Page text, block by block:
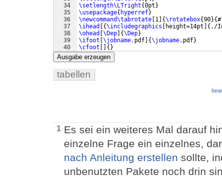
34
35
36
37
38
39
40
41
\setlength\LTright{0pt }
\usepackage{ hyperref}
\newcommand\tabrotate 1 {\rotatebox{90}{
\ihead
[{\includegraphics height=14pt { ./
\ohead
\Dep {\Dep}
\ifoot \jobname.pdf {\jobname.pdf}
\cfoot
{ }
\ofoot[\pagemark
Ausgabe erzeugen
tabellen
1 Es sei ein weiteres Mal darauf
einzelne Frage ein einzelnes,
nach Anleitung erstellen sollte,
unbenutzten Pakete noch drin